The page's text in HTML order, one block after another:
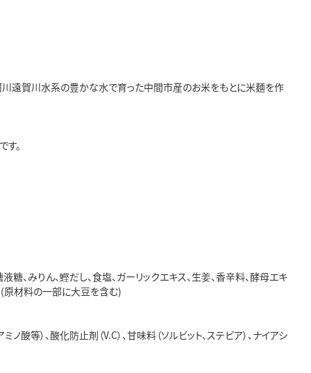
川遠賀川水系の豊かな水で育った中間市産のお米をもとに米麺を作
。
みりん、鰹だし、食塩、ガーリックエキス、生姜、香辛料、酵母エキ
(原材料の一部に大豆を含む)
酸等）、酸化防止剤（V.C）、甘味料（ソルビット、ステビア）、ナイアシ